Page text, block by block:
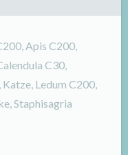
,Apis C200,
C30,
, Katze, Ledum C200,
,Staphisagria